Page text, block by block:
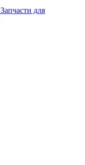
Запчасти для